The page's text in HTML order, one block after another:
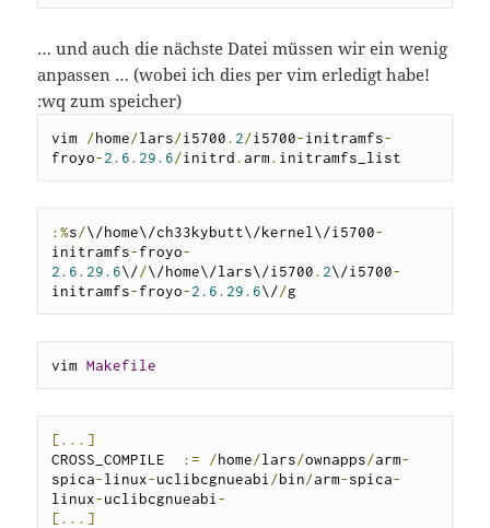
… und auch die nächste Datei müssen wir ein wenig
anpassen … (wobei ich dies per vim erledigt habe!
:wq zum speicher)
vim /home/lars/i5700 . 2/i5700-initramfs-
froyo-2.6 . 29.6/initrd .arm . initramfs_list
:%s/\/home\/ch33kybutt\/kernel\/i5700-
initramfs-froyo-
2.6 . 29.6\//\/home\/lars\/i5700 . 2\/i5700-
initramfs-froyo-2.6 . 29.6\//g
vim Makefile
[...]
CROSS_COMPILE := /home/lars/ownapps/arm-
spica-linux-uclibcgnueabi /bin/arm-spica-
linux-uclibcgnueabi -
[...]